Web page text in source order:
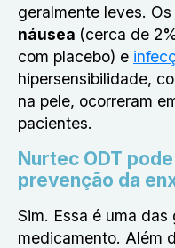
geralmente leves. Os
náusea (cerca de
com placebo) e
hipersensibilidade,
na pele, ocorreram
pacientes.
Nurtec ODT
prevenção da
Sim. Essa é uma
medicamento. Além